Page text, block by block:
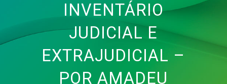
INVENTÁRIO
JUDICIAL E
EXTRAJUDICIAL –
POR AMADEU